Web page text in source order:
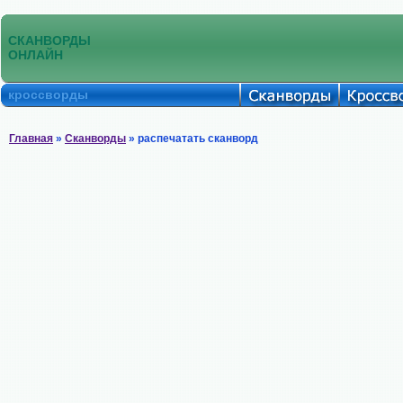
СКАНВОРДЫ
ОНЛАЙН
кроссворды
Главная » Сканворды » распечатать сканворд